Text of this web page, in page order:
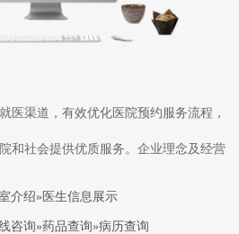
医渠道，有效优化医院预约服务流程，
和社会提供优质服务。企业理念及经营
介绍»医生信息展示
咨询»药品查询»病历查询